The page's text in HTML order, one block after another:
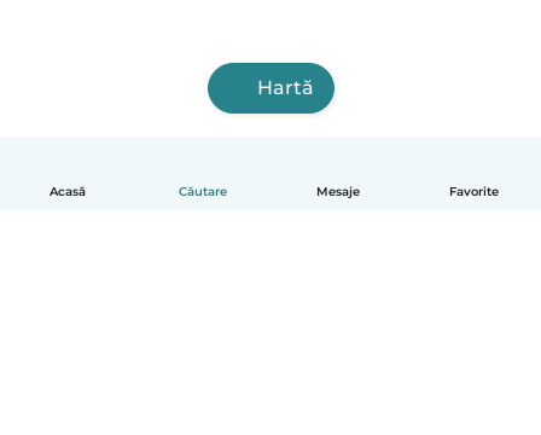
Acasă Căutare Mesaje Favorite
Hartă